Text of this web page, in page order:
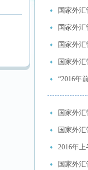
国家外
国家外
国家外
国家外
“2016年
国家外
国家外
2016年
国家外